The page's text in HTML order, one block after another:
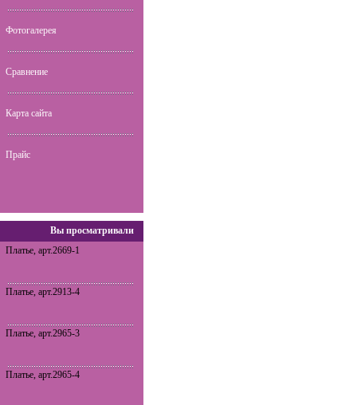
Фотогалерея
Сравнение
Карта сайта
Прайс
Вы просматривали
Платье, арт.2669-1
Платье, арт.2913-4
Платье, арт.2965-3
Платье, арт.2965-4